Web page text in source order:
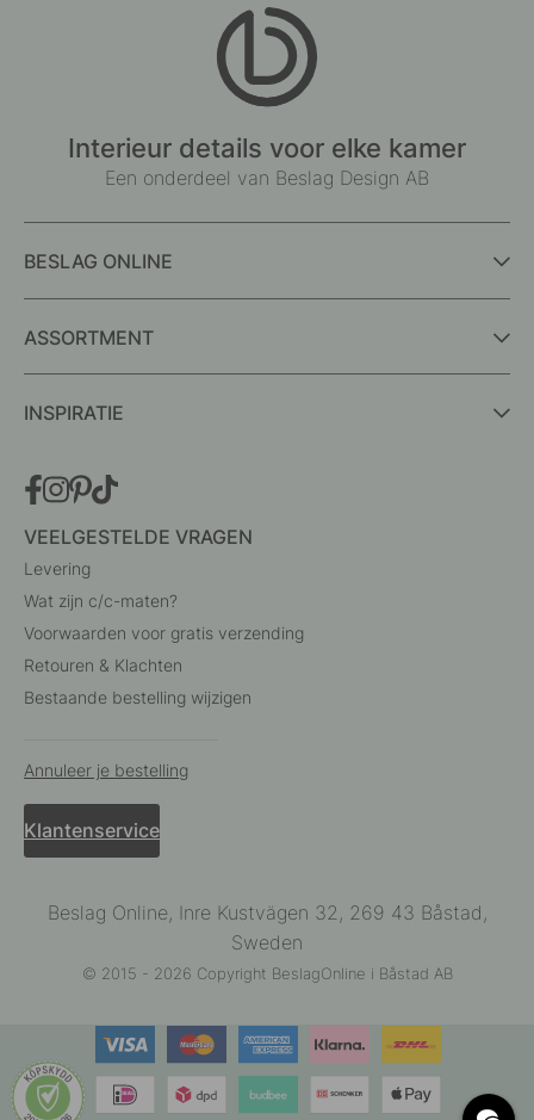
Interieur details voor elke kamer
Een onderdeel van Beslag Design AB
BESLAG ONLINE
ASSORTMENT
INSPIRATIE
VEELGESTELDE VRAGEN
Levering
Wat zijn c/c-maten?
Voorwaarden voor gratis verzending
Retouren & Klachten
Bestaande bestelling wijzigen
Annuleer je bestelling
Klantenservice
Beslag Online, Inre Kustvägen 32, 269 43 Båstad,
Sweden
© 2015 - 2026 Copyright BeslagOnline i Båstad AB